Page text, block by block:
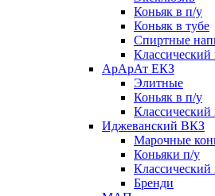
Коньяк в п/у
Коньяк в тубе
Спиртные
Классический
АрАрАт ЕКЗ
Элитные
Коньяк в п/у
Классический
Иджеванский ВКЗ
Марочные
Коньяки п/у
Классический
Бренди